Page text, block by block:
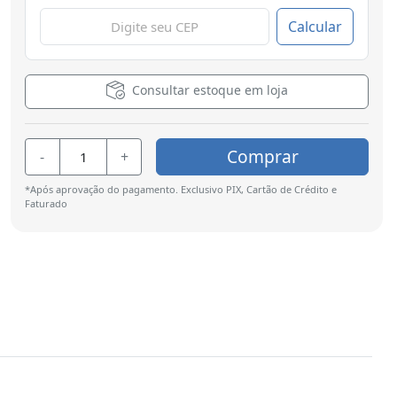
Calcular
Consultar estoque em loja
- + Comprar
*Após aprovação do pagamento. Exclusivo PIX, Cartão de Crédito e
Faturado